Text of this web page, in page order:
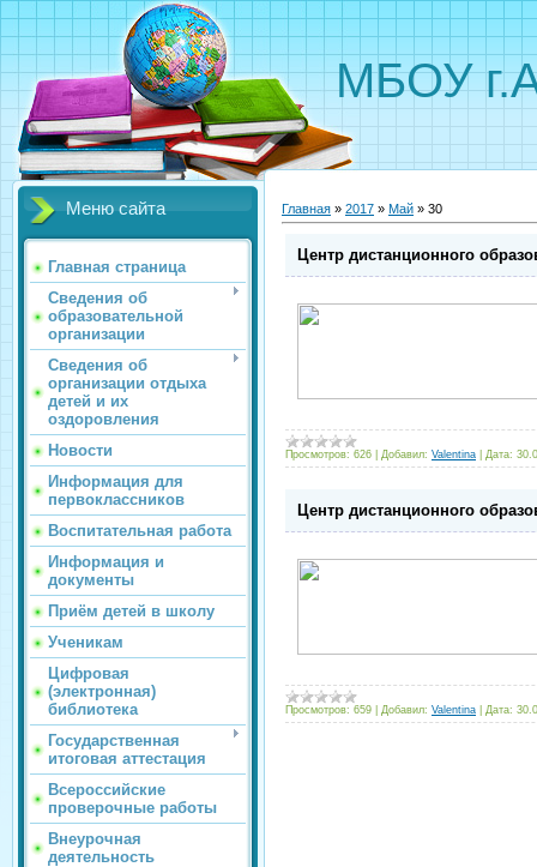
МБОУ
Меню сайта
Главная страница
Сведения об
образовательной
организации
Сведения об
организации отдыха
детей и их
оздоровления
Новости
Информация для
первоклассников
Воспитательная работа
Информация и
документы
Приём детей в школу
Ученикам
Цифровая
(электронная)
библиотека
Государственная
итоговая аттестация
Всероссийские
проверочные работы
Внеурочная
деятельность
Главная » 2017 » Май » 30
Центр дистанционного
Просмотров: 626 Добавил: Valentina Дата:
Центр дистанционного
Просмотров: 659 Добавил: Valentina Дата: